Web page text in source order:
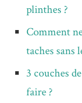
plinthes ?
Comment
taches sans
3 couches
faire ?